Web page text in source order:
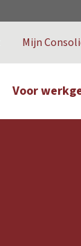
Mijn
Voor